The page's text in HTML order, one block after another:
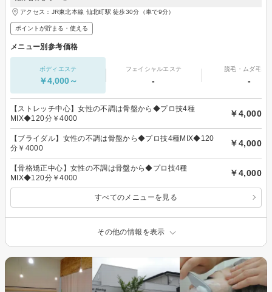
アクセス：JR東北本線 仙北町駅 徒歩30分（車で9分）
ポイントが貯まる・使える
メニュー別参考価格
ボディエステ
￥4,000～
フェイシャルエステ
-
脱毛・ムダ毛処
-
【ストレッチ中心】女性の不調は骨盤から◆プロ技4種
MIX◆120分￥4000
￥4,000
【ブライダル】女性の不調は骨盤から◆プロ技4種MIX◆120
分￥4000
￥4,000
【骨格矯正中心】女性の不調は骨盤から◆プロ技4種
MIX◆120分￥4000
￥4,000
すべてのメニューを見る
その他の情報を表示